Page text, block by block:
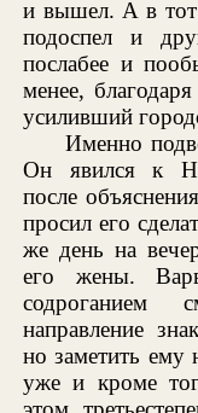
и вышел. А в тот
подоспел и
послабее и
менее,
усиливший
Именно
Он явился к
после
просил его
же день на
его жены.
содроганием
направление
но заметить ему
уже и кроме